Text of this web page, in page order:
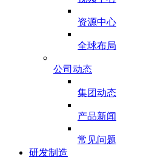
资源中心
全球布局
公司动态
集团动态
产品新闻
常见问题
研发制造